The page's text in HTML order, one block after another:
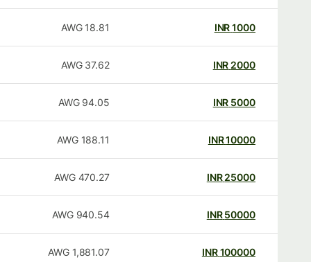
1000
INR
18.81
AWG
2000
INR
37.62
AWG
5000
INR
94.05
AWG
10000
INR
188.11
AWG
25000
INR
470.27
AWG
50000
INR
940.54
AWG
100000
INR
1,881.07
AWG